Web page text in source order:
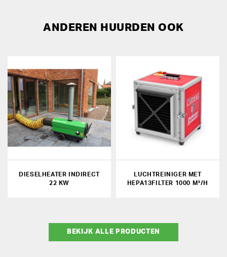
ANDEREN HUURDEN OOK
DIESELHEATER INDIRECT
22 KW
LUCHTREINIGER MET
HEPA13FILTER 1000 M³/H
BEKIJK ALLE PRODUCTEN